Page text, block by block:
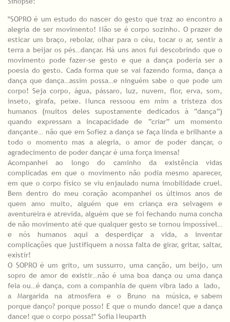
"SOPRO é um estudo do nascer do gesto que traz ao encontro a
alegria de ser movimento! Não se é corpo sozinho. O prazer de
esticar um braço, rebolar, olhar para o céu, tocar o ar, sentir a
terra a beijar os pés…dançar. Há uns anos fui descobrindo que o
movimento pode fazer-­se gesto e que a dança poderia ser a
poesia do gesto. Cada forma que se vai fazendo forma, dança a
dança que dança…assim possa…e ninguém sabe o que pode um
corpo! Seja corpo, água, pássaro, luz, nuvem, flor, erva, som,
inseto, girafa, peixe. Nunca ressoou em mim a tristeza dos
humanos (muitos deles supostamente dedicados à “dança”)
quando expressam a incapacidade de “criar” um momento
dançante… não que em Sofiez a dança se faça linda e brilhante a
todo o momento mas a alegria, o amor de poder dançar, o
agradecimento de poder dançar é uma força imensa!
Acompanhei ao longo do caminho da existência vidas
complicadas em que o movimento não podia mesmo aparecer,
em que o corpo físico se viu enjaulado numa imobilidade cruel.
Bem dentro do meu coração acompanhei os últimos anos de
quem amo muito, alguém que em criança era selvagem e
aventureira e atrevida, alguém que se foi fechando numa concha
de não movimento até que qualquer gesto se tornou impossível…
e nós humanos aqui a desperdiçar a vida, a inventar
complicações que justifiquem a nossa falta de girar, gritar, saltar,
existir!
O SOPRO é um grito, um sussurro, uma canção, um beijo, um
sopro de amor de existir…não é uma boa dança ou uma dança
feia ou…é dança, com a companhia de quem vibra lado a lado,
a Margarida na atmosfera e o Bruno na música, e sabem
porque danço? porque posso! E que o mundo dance! que a dança
dance! que o corpo possa!" Sofia Neuparth